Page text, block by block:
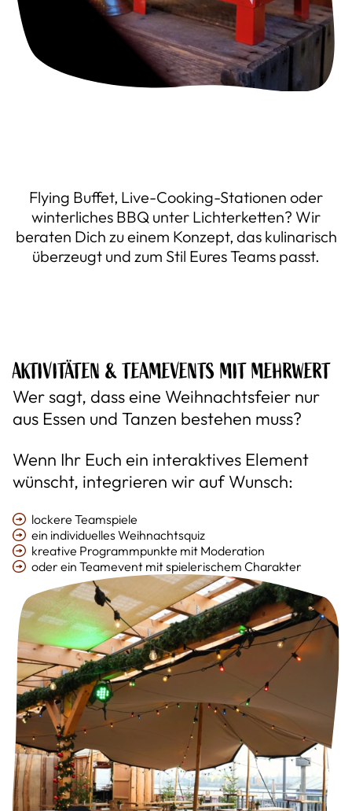
Flying Buffet, Live-Cooking-Stationen oder
winterliches BBQ unter Lichterketten? Wir
beraten Dich zu einem Konzept, das kulinarisch
überzeugt und zum Stil Eures Teams passt.
AKTIVITÄTEN & TEAMEVENTS MIT MEHRWERT
Wer sagt, dass eine Weihnachtsfeier nur
aus Essen und Tanzen bestehen muss?
Wenn Ihr Euch ein interaktives Element
wünscht, integrieren wir auf Wunsch:
lockere Teamspiele
ein individuelles Weihnachtsquiz
kreative Programmpunkte mit Moderation
oder ein Teamevent mit spielerischem Charakter